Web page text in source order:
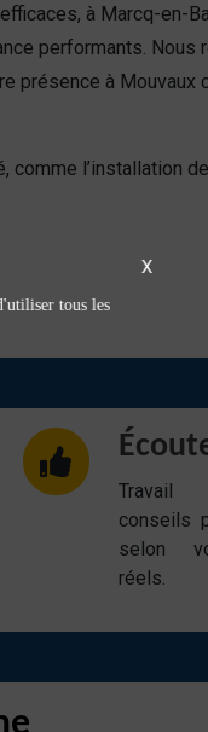
à Marcq-en-
performants. Nous
présence à Mouvaux
comme l’installation
Travail
conseils
selon
réels.
X
tous les